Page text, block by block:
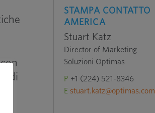
di
STAMPA CONTATTO
AMERICA
Stuart Katz
Director of Marketing
Soluzioni Optimas
P +1 (224) 521-8346
E stuart.katz@optimas.com